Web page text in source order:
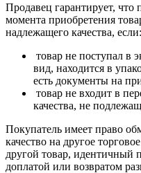
Продавец гарантирует, что
момента приобретения
надлежащего качества, если:
товар не поступал в
вид, находится в
есть документы на
товар не входит в
качества, не
Покупатель имеет право
качество на другое
другой товар, идентичный
доплатой или возвратом